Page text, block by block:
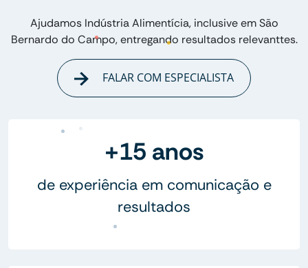
Ajudamos Indústria Alimentícia, inclusive em São
Bernardo do Campo, entregando resultados relevanttes.
FALAR COM ESPECIALISTA
+15 anos
de experiência em comunicação e
resultados